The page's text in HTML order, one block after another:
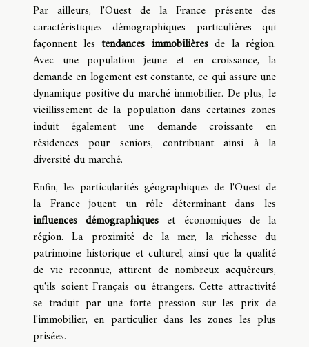
Par ailleurs, l'Ouest de la France présente des
caractéristiques démographiques particulières qui
façonnent les tendances immobilièresde la région.
Avec une population jeune et en croissance, la
demande en logement est constante, ce qui assure une
dynamique positive du marché immobilier. De plus, le
vieillissement de la population dans certaines zones
induit également une demande croissante en
résidences pour seniors, contribuant ainsi à la
diversité du marché.
Enfin, les particularités géographiques de l'Ouest de
la France jouent un rôle déterminant dans les
influences démographiques et économiques de la
région. La proximité de la mer, la richesse du
patrimoine historique et culturel, ainsi que la qualité
de vie reconnue, attirent de nombreux acquéreurs,
qu'ils soient Français ou étrangers. Cette attractivité
se traduit par une forte pression sur les prix de
l'immobilier, en particulier dans les zones les plus
prisées.